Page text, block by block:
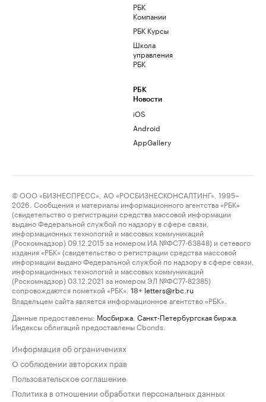
РБК
Компании
РБК Курсы
Школа
управления
РБК
РБК
Новости
iOS
Android
AppGallery
© ООО «БИЗНЕСПРЕСС», АО «РОСБИЗНЕСКОНСАЛТИНГ», 1995–
2026. Сообщения и материалы информационного агентства «РБК»
(свидетельство о регистрации средства массовой информации
выдано Федеральной службой по надзору в сфере связи,
информационных технологий и массовых коммуникаций
(Роскомнадзор) 09.12.2015 за номером ИА №ФС77-63848) и сетевого
издания «РБК» (свидетельство о регистрации средства массовой
информации выдано Федеральной службой по надзору в сфере связи,
информационных технологий и массовых коммуникаций
(Роскомнадзор) 03.12.2021 за номером ЭЛ №ФС77-82385)
сопровождаются пометкой «РБК».
18+ letters@rbc.ru
Владельцем сайта является информационное агентство «РБК».
Данные предоставлены: Мосбиржа Санкт-Петербургская биржа
Индексы облигаций предоставлены Cbonds.
Информация об ограничениях
О соблюдении авторских прав
Пользовательское соглашение
Политика в отношении обработки персональных данных